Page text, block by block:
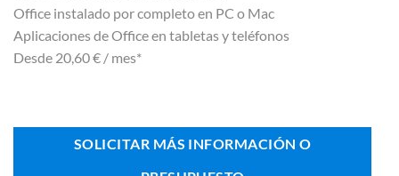
Office instalado por completo en PC o Mac
Aplicaciones de Office en tabletas y teléfonos
Desde 20,60 € / mes*
SOLICITAR MÁS INFORMACIÓN O